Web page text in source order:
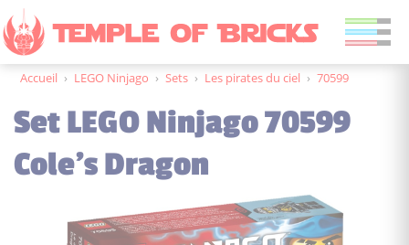
Accueil › LEGO Ninjago › Sets › Les pirates du ciel › 70599
Set LEGO Ninjago 70599
Cole's Dragon